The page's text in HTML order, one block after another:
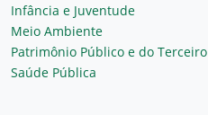
Infância e Juventude
Meio Ambiente
Patrimônio Público e do Terceiro
Saúde Pública